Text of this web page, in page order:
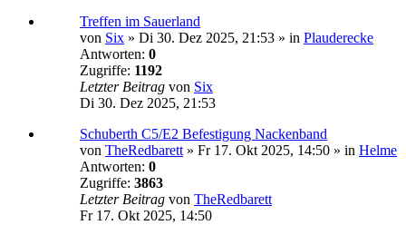
Treffen im Sauerland
von Six » Di 30. Dez 2025, 21:53 » in Plauderecke
Antworten: 0
Zugriffe: 1192
Letzter Beitrag von Six
Di 30. Dez 2025, 21:53
Schuberth C5/E2 Befestigung Nackenband
von TheRedbarett » Fr 17. Okt 2025, 14:50 » in Helme
Antworten: 0
Zugriffe: 3863
Letzter Beitrag von TheRedbarett
Fr 17. Okt 2025, 14:50